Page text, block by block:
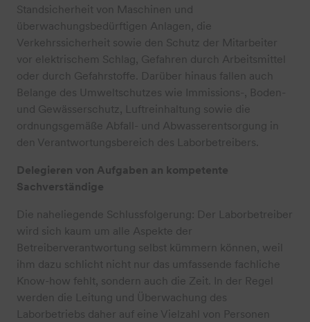
Standsicherheit von Maschinen und
überwachungsbedürftigen Anlagen, die
Verkehrssicherheit sowie den Schutz der Mitarbeiter
vor elektrischem Schlag, Gefahren durch Arbeitsmittel
oder durch Gefahrstoffe. Darüber hinaus fallen auch
Belange des Umweltschutzes wie Immissions-, Boden-
und Gewässerschutz, Luftreinhaltung sowie die
ordnungsgemäße Abfall- und Abwasserentsorgung in
den Verantwortungsbereich des Laborbetreibers.
Delegieren von Aufgaben an kompetente
Sachverständige
Die naheliegende Schlussfolgerung: Der Laborbetreiber
wird sich kaum um alle Aspekte der
Betreiberverantwortung selbst kümmern können, weil
ihm dazu schlicht nicht nur das umfassende fachliche
Know-how fehlt, sondern auch die Zeit. In der Regel
werden die Leitung und Überwachung des
Laborbetriebs daher auf eine Vielzahl von Personen